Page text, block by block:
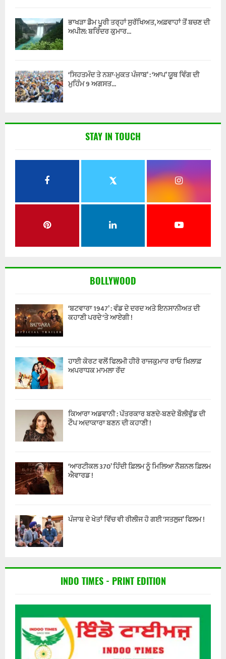
ਭਾਖੜਾ ਡੈਮ ਪੂਰੀ ਤਰ੍ਹਾਂ ਸੁਰੱਖਿਅਤ, ਅਫ਼ਵਾਹਾਂ ਤੋਂ ਬਚਣ ਦੀ
ਅਪੀਲ: ਬਰਿੰਦਰ ਕੁਮਾਰ...
‘ਸਿਹਤਮੰਦ ਤੇ ਨਸ਼ਾ-ਮੁਕਤ ਪੰਜਾਬ’ : ‘ਆਪ’ ਯੂਥ ਵਿੰਗ ਦੀ
ਮੁਹਿੰਮ 9 ਅਗਸਤ...
STAY IN TOUCH
BOLLYWOOD
‘ਬਟਵਾਰਾ 1947’ : ਵੰਡ ਦੇ ਦਰਦ ਅਤੇ ਇਨਸਾਨੀਅਤ ਦੀ
ਕਹਾਣੀ ਪਰਦੇ ‘ਤੇ ਆਏਗੀ !
ਹਾਈ ਕੋਰਟ ਵਲੋਂ ਫਿਲਮੀ ਹੀਰੋ ਰਾਜਕੁਮਾਰ ਰਾਓ ਖ਼ਿਲਾਫ਼
ਅਪਰਾਧਕ ਮਾਮਲਾ ਰੱਦ
ਕਿਆਰਾ ਅਡਵਾਨੀ : ਪੱਤਰਕਾਰ ਬਣਦੇ-ਬਣਦੇ ਬੌਲੀਵੁੱਡ ਦੀ
ਟੌਪ ਅਦਾਕਾਰਾ ਬਣਨ ਦੀ ਕਹਾਣੀ !
‘ਆਰਟੀਕਲ 370’ ਹਿੰਦੀ ਫ਼ਿਲਮ ਨੂੰ ਮਿਲਿਆ ਨੈਸ਼ਨਲ ਫ਼ਿਲਮ
ਐਵਾਰਡ !
ਪੰਜਾਬ ਦੇ ਖੇਤਾਂ ਵਿੱਚ ਵੀ ਰੀਲੀਜ ਹੋ ਗਈ ‘ਸਤਲੁਜ’ ਫਿਲਮ !
INDO TIMES - PRINT EDITION